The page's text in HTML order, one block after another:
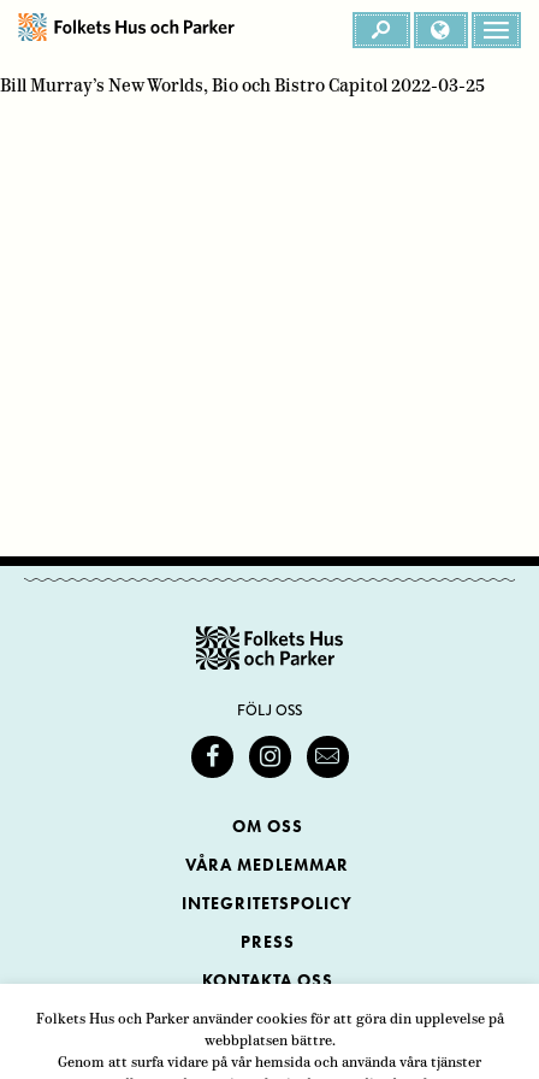
Folkets Hus och Parker använder cookies för att göra din upplevelse på
webbplatsen bättre.
Genom att surfa vidare på vår hemsida och använda våra tjänster
Bill Murray’s New Worlds, Bio och Bistro Capitol 2022-03-25
FÖLJ OSS
OM OSS
VÅRA MEDLEMMAR
INTEGRITETSPOLICY
PRESS
KONTAKTA OSS
Folkets Hus och Parker